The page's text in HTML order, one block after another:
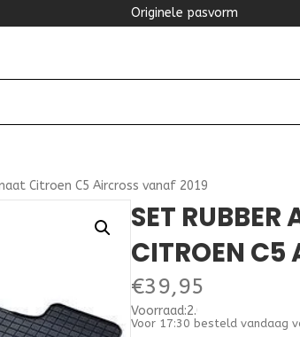
Originele pasvorm
Citroen C5 Aircross vanaf 2019
SET
CITROEN C5
€39,95
Voorraad:2.000000
Voor 17:30 besteld vandaag